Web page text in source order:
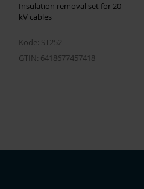
Insulation removal set for 20
kV cables
Kode: ST252
GTIN: 6418677457418